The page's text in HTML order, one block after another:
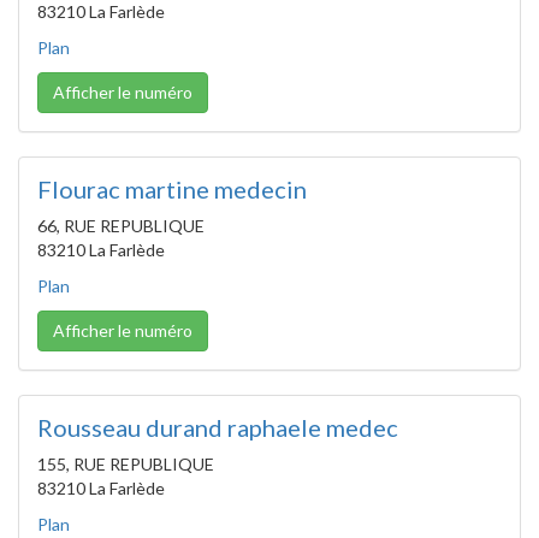
83210 La Farlède
Plan
Afficher le numéro
Flourac martine medecin
66, RUE REPUBLIQUE
83210 La Farlède
Plan
Afficher le numéro
Rousseau durand raphaele medec
155, RUE REPUBLIQUE
83210 La Farlède
Plan